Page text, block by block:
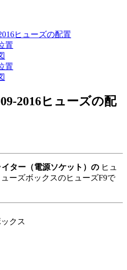
ヒューズの配置
置
置
2016ヒューズの配
ター（電源ソケット）の ヒュ
ーズボックスのヒューズF9で
クス